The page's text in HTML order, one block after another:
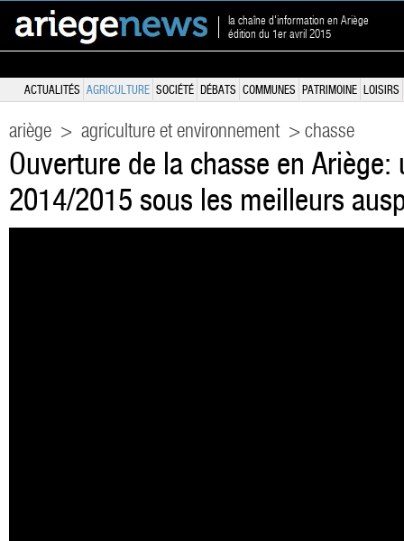
la chaîne d'information en Ariège
édition du 1er avril 2015
ACTUALITÉS AGRICULTURE SOCIÉTÉ DÉBATS COMMUNES PATRIMOINE LOISIRS
ariège > agriculture et environnement > chasse
Ouverture de la chasse en Ariège:
2014/2015 sous les meilleurs